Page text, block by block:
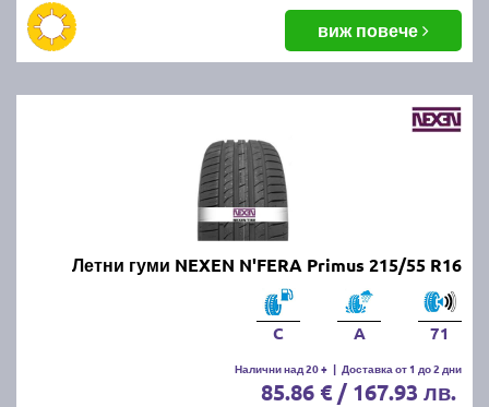
виж повече
Летни гуми NEXEN N'FERA Primus 215/55 R16
C A 71
Налични над 20 + | Доставка от 1 до 2 дни
85.86 € / 167.93 лв.